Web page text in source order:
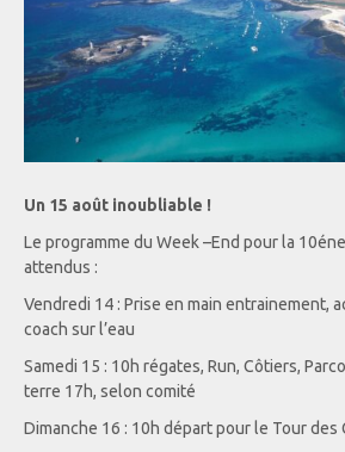
Un 15 août inoubliable !
Le programme du Week –End pour la
attendus :
Vendredi 14 : Prise en main entrainement,
coach sur l’eau
Samedi 15 : 10h régates, Run, Côtiers,
terre 17h, selon comité
Dimanche 16 : 10h départ pour le Tour des